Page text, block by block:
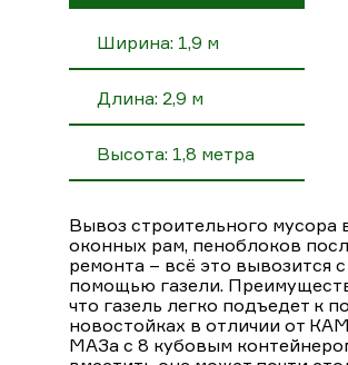
Ширина: 1,9 м
Длина: 2,9 м
Высота: 1,8 метра
Вывоз строительного мусора
оконных рам, пеноблоков
ремонта – всё это вывозится с
помощью газели.
что газель легко подъедет к
новостойках в отличии от
МАЗа с 8 кубовым